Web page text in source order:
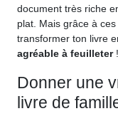
document très riche
plat. Mais grâce à ces
transformer ton livre
agréable à feuilleter!
Donner une
livre de